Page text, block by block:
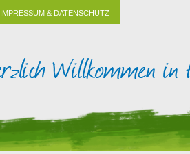
IMPRESSUM & DATENSCHUTZ